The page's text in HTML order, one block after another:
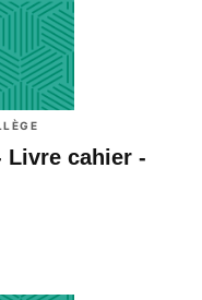
Livre cahier -